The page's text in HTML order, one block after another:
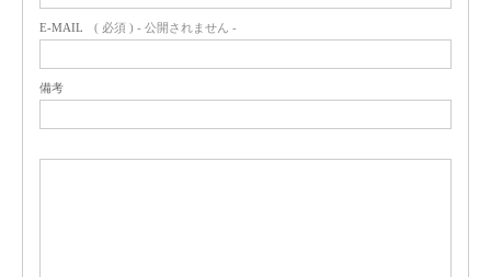
E-MAIL ( 必須 ) - 公開されません -
備考